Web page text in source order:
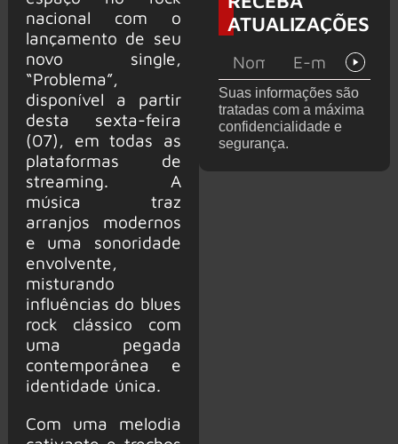
nacional com o
lançamento de seu
novo single,
“Problema”,
disponível a partir
desta sexta-feira
(07), em todas as
plataformas de
streaming. A
música traz
arranjos modernos
e uma sonoridade
envolvente,
misturando
influências do blues
rock clássico com
uma pegada
contemporânea e
identidade única.
Com uma melodia
futuro e
levanta
de de
deixar os
palcos
ATUALIZAÇÕES
Suas informações são
tratadas com a máxima
confidencialidade e
segurança.